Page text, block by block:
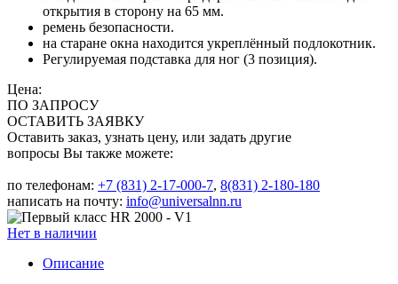
открытия в сторону на 65 мм.
ремень безопасности.
на старане окна находится укреплённый подлокотник.
Регулируемая подставка для ног (3 позиция).
Цена:
ПО ЗАПРОСУ
ОСТАВИТЬ ЗАЯВКУ
Оставить заказ, узнать цену, или задать другие
вопросы Вы также можете:
по телефонам: +7 (831) 2-17-000-7, 8(831) 2-180-180
написать на почту: info@universalnn.ru
Нет в наличии
Описание